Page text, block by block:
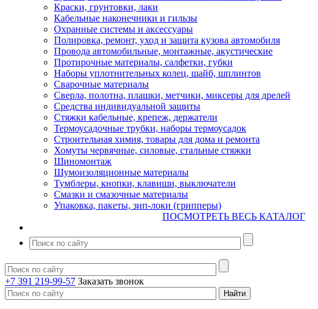
Краски, грунтовки, лаки
Кабельные наконечники и гильзы
Охранные системы и аксессуары
Полировка, ремонт, уход и защита кузова автомобиля
Провода автомобильные, монтажные, акустические
Протирочные материалы, салфетки, губки
Наборы уплотнительных колец, шайб, шплинтов
Сварочные материалы
Сверла, полотна, плашки, метчики, миксеры для дрелей
Средства индивидуальной защиты
Стяжки кабельные, крепеж, держатели
Термоусадочные трубки, наборы термоусадок
Строительная химия, товары для дома и ремонта
Хомуты червячные, силовые, стальные стяжки
Шиномонтаж
Шумоизоляционные материалы
Тумблеры, кнопки, клавиши, выключатели
Смазки и смазочные материалы
Упаковка, пакеты, зип-локи (грипперы)
ПОСМОТРЕТЬ ВЕСЬ КАТАЛОГ
+7 391 219-99-57 Заказать звонок